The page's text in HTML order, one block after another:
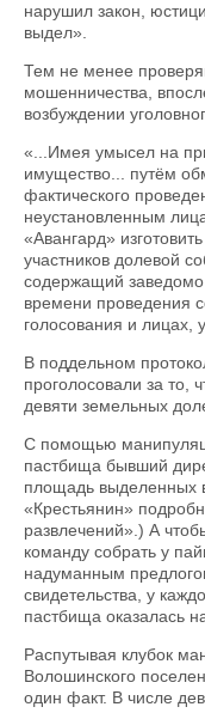
нарушил закон,
выдел».
Тем не менее
мошенничества,
возбуждении
«...Имея умысел на
имущество... путём
фактического
неустановленным
«Авангард»
участников долевой
содержащий
времени проведения
голосования и лицах,
В поддельном
проголосовали за то,
девяти земельных
С помощью
пастбища бывший
площадь выделенных
«Крестьянин»
развлечений».) А
команду собрать у
надуманным
свидетельства, у
пастбища оказалась
Распутывая клубок
Волошинского
один факт. В числе